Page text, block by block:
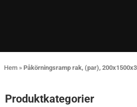
Hem » Påkörningsramp rak, (par),
Produktkategorier​